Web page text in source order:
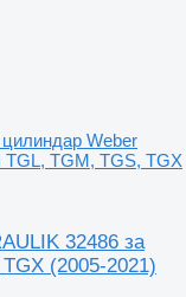
Weber
TGL, TGM, TGS, TGX
32486 за
(2005-2021)